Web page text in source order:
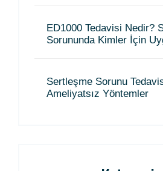
ED1000 Tedavisi Nedir?
Sorununda Kimler İçin
Sertleşme Sorunu
Ameliyatsız Yöntemler